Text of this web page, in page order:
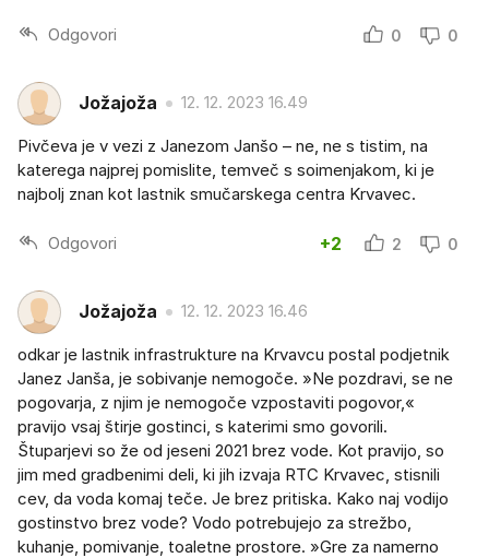
Odgovori 0 0
Jožajoža 12. 12. 2023 16.49
Pivčeva je v vezi z Janezom Janšo – ne, ne s tistim, na
katerega najprej pomislite, temveč s soimenjakom, ki je
najbolj znan kot lastnik smučarskega centra Krvavec.
Odgovori +2 2 0
Jožajoža 12. 12. 2023 16.46
odkar je lastnik infrastrukture na Krvavcu postal podjetnik
Janez Janša, je sobivanje nemogoče. »Ne pozdravi, se ne
pogovarja, z njim je nemogoče vzpostaviti pogovor,«
pravijo vsaj štirje gostinci, s katerimi smo govorili.
Štuparjevi so že od jeseni 2021 brez vode. Kot pravijo, so
jim med gradbenimi deli, ki jih izvaja RTC Krvavec, stisnili
cev, da voda komaj teče. Je brez pritiska. Kako naj vodijo
gostinstvo brez vode? Vodo potrebujejo za strežbo,
kuhanje, pomivanje, toaletne prostore. »Gre za namerno